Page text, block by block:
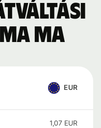
átváltási
ma
EUR
1,07 EUR